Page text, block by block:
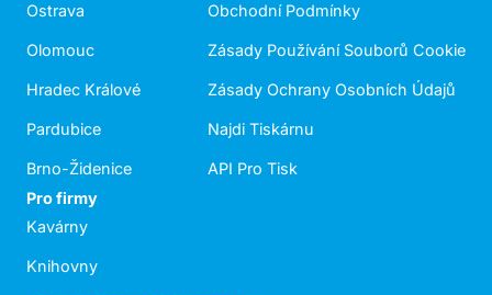
Ostrava
Olomouc
Hradec Králové
Pardubice
Brno-Židenice
Obchodní Podmínky
Zásady Používání Souborů Cookie
Zásady Ochrany Osobních Údajů
Najdi Tiskárnu
API Pro Tisk
Pro firmy
Kavárny
Knihovny